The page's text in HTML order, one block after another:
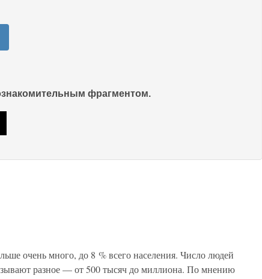
фрагментом.
очень много, до 8 % всего населения. Число людей
разное — от 500 тысяч до миллиона. По мнению